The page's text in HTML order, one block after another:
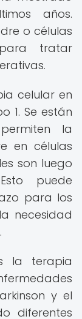
años.
o células
tratar
celular en
1. Se están
la
en células
son luego
puede
para los
necesidad
la terapia
y el
diferentes